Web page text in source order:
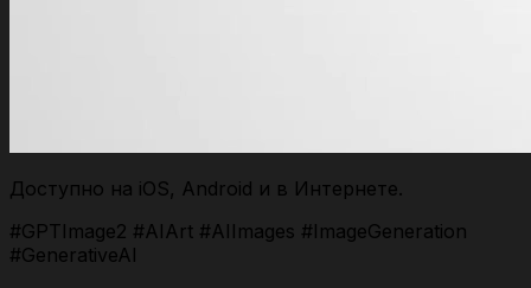
Доступно на iOS, Android и в Интернете.
#GPTImage2 #AIArt #AIImages #ImageGeneration
#GenerativeAI